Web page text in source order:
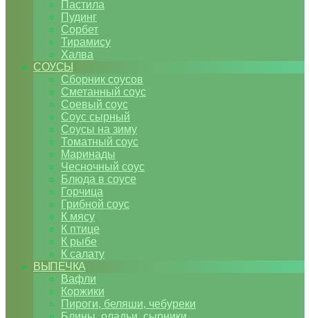
Пастила
Пудинг
Сорбет
Тирамису
Халва
СОУСЫ
Сборник соусов
Сметанный соус
Соевый соус
Соус сырный
Соусы на зиму
Томатный соус
Маринады
Чесночный соус
Блюда в соусе
Горчица
Грибной соус
К мясу
К птице
К рыбе
К салату
ВЫПЕЧКА
Вафли
Коржики
Пироги, беляши, чебуреки